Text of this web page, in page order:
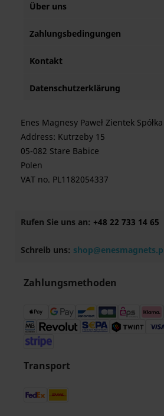
Über uns
Zahlungsbedingungen
Kontakt
Datenschutzerklärung
Enes Magnesy Paweł Zientek
Address: Kutrzeby 15
05-082 Stare Babice
Polen
VAT no. PL1182054337
Rufen Sie uns an: +48 22 733 14 65
Schreib uns:
Zahlungsmethoden
Transport